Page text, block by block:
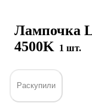
Лампочка
4500K 1 шт.
Раскупили